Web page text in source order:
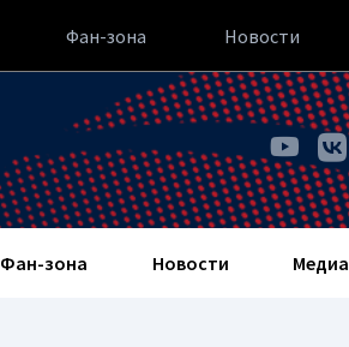
Фан-зона Новости
Фан-зона Новости Медиа